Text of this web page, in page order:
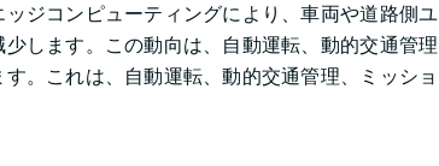
ジコンピューティングにより、車両や道路側
します。この動向は、自動運転、動的交通管
。これは、自動運転、動的交通管理、ミッシ